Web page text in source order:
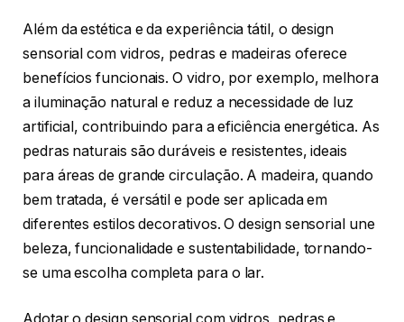
Além da estética e da experiência tátil, o design
sensorial com vidros, pedras e madeiras oferece
benefícios funcionais. O vidro, por exemplo, melhora
a iluminação natural e reduz a necessidade de luz
artificial, contribuindo para a eficiência energética. As
pedras naturais são duráveis e resistentes, ideais
para áreas de grande circulação. A madeira, quando
bem tratada, é versátil e pode ser aplicada em
diferentes estilos decorativos. O design sensorial une
beleza, funcionalidade e sustentabilidade, tornando-
se uma escolha completa para o lar.